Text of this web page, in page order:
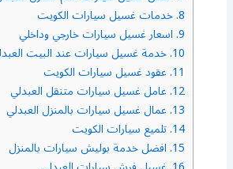
8. خدمات غسيل سيارات الكويت
9. اسعار غسيل سيارات خارجي وداخلي
10. خدمة غسيل سيارات عند البيت
11. عقود غسيل سيارات الكويت
12. عامل غسيل سيارات متنقل العبدلي
13. عمال غسيل سيارات بالمنزل العبدلي
14. تلميع سيارات الكويت
15. افضل خدمة بوليش سيارات بالمنزل